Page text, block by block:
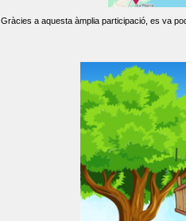
Gràcies a aquesta àmplia participació, es va